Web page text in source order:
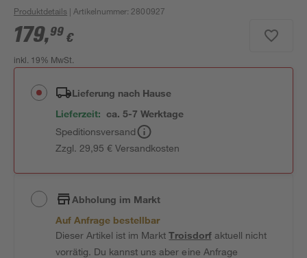
Produktdetails | Artikelnummer: 2800927
179,99 €
inkl. 19% MwSt.
Lieferung nach Hause
Lieferzeit: ca. 5-7 Werktage
Speditionsversand
Zzgl. 29,95 € Versandkosten
Abholung im Markt
Auf Anfrage bestellbar
Dieser Artikel ist im MarktTroisdorfaktuell nicht
vorrätig. Du kannst uns aber eine Anfrage